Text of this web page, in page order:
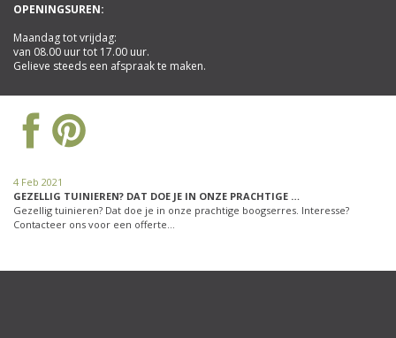
OPENINGSUREN:
Maandag tot vrijdag:
van 08.00 uur tot 17.00 uur.
Gelieve steeds een afspraak te maken.
4 Feb 2021
GEZELLIG TUINIEREN? DAT DOE JE IN ONZE PRACHTIGE …
Gezellig tuinieren? Dat doe je in onze prachtige boogserres. Interesse?
Contacteer ons voor een offerte…